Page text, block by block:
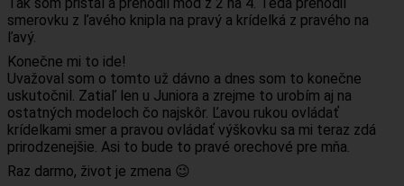
smerovku z ľavého knipla na pravý a krídelká z pravého na
ľavý.
Konečne mi to ide!
Uvažoval som o tomto už dávno a dnes som to konečne
uskutočnil. Zatiaľ len u Juniora a zrejme to urobím aj na
ostatných modeloch čo najskôr. Ľavou rukou ovládať
krídelkami smer a pravou ovládať výškovku sa mi teraz zdá
prirodzenejšie. Asi to bude to pravé orechové pre mňa.
Raz darmo, život je zmena 😉